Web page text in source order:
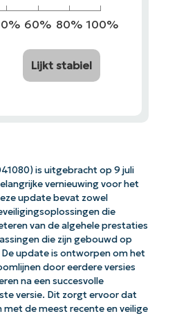
60% 80% 100%
Lijkt stabiel
is uitgebracht op 9 juli
vernieuwing voor het
update bevat zowel
die
van de algehele prestaties
die zijn gebouwd op
update is ontworpen om het
door eerdere versies
na een succesvolle
versie. Dit zorgt ervoor dat
met de meest recente en veilige